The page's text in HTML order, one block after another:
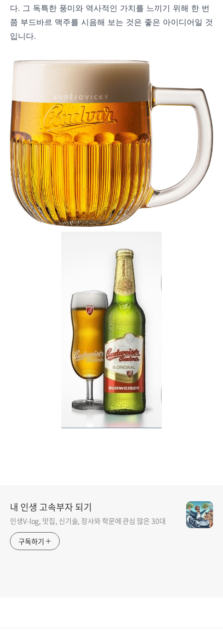
다. 그 독특한 풍미와 역사적인 가치를 느끼기 위해 한 번
쯤 부드바르 맥주를 시음해 보는 것은 좋은 아이디어일 것
입니다.
내 인생 고속부자 되기
인생V-log, 맛집, 신기술, 장사와 학문에 관심 많은 30대
구독하기